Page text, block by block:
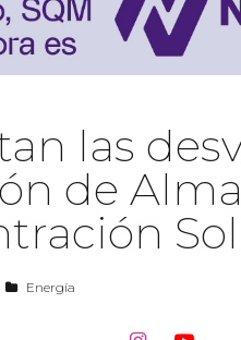
las
de
Energía